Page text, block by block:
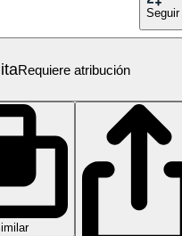
Seguir
Requiere atribución